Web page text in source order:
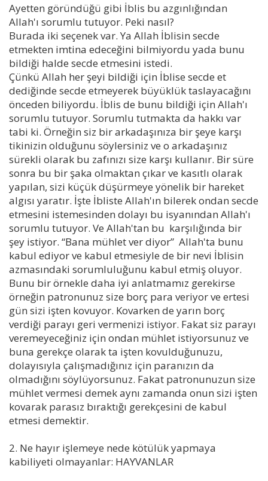
Ayetten göründüğü gibi İblis bu azgınlığından
Allah'ı sorumlu tutuyor. Peki nasıl?
Burada iki seçenek var. Ya Allah İblisin secde
etmekten imtina edeceğini bilmiyordu yada bunu
bildiği halde secde etmesini istedi.
Çünkü Allah her şeyi bildiği için İblise secde et
dediğinde secde etmeyerek büyüklük taslayacağını
önceden biliyordu. İblis de bunu bildiği için Allah'ı
sorumlu tutuyor. Sorumlu tutmakta da hakkı var
tabi ki. Örneğin siz bir arkadaşınıza bir şeye karşı
tikinizin olduğunu söylersiniz ve o arkadaşınız
sürekli olarak bu zafınızı size karşı kullanır. Bir süre
sonra bu bir şaka olmaktan çıkar ve kasıtlı olarak
yapılan, sizi küçük düşürmeye yönelik bir hareket
algısı yaratır. İşte İbliste Allah'ın bilerek ondan secde
etmesini istemesinden dolayı bu isyanından Allah'ı
sorumlu tutuyor. Ve Allah'tan bu karşılığında bir
şey istiyor. “Bana mühlet ver diyor” Allah'ta bunu
kabul ediyor ve kabul etmesiyle de bir nevi İblisin
azmasındaki sorumluluğunu kabul etmiş oluyor.
Bunu bir örnekle daha iyi anlatmamız gerekirse
örneğin patronunuz size borç para veriyor ve ertesi
gün sizi işten kovuyor. Kovarken de yarın borç
verdiği parayı geri vermenizi istiyor. Fakat siz parayı
veremeyeceğiniz için ondan mühlet istiyorsunuz ve
buna gerekçe olarak ta işten kovulduğunuzu,
dolayısıyla çalışmadığınız için paranızın da
olmadığını söylüyorsunuz. Fakat patronunuzun size
mühlet vermesi demek aynı zamanda onun sizi işten
kovarak parasız bıraktığı gerekçesini de kabul
etmesi demektir.
2. Ne hayır işlemeye nede kötülük yapmaya
kabiliyeti olmayanlar: HAYVANLAR